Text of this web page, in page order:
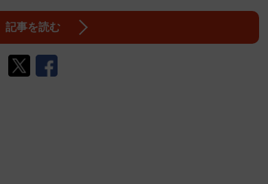
記事を読む